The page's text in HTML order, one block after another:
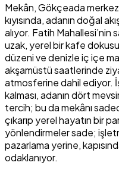
Mekân, Gökçeada merkez
kıyısında, adanın doğal
alıyor. Fatih
uzak, yerel bir kafe
düzeni ve denizle iç içe
akşamüstü saatlerinde
atmosferine dahil ediyor.
kalması, adanın dört
tercih; bu da mekânı
çıkarıp yerel hayatın bir
yönlendirmeler sade;
pazarlama yerine,
odaklanıyor.